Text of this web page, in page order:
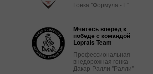
Гонка "Формула - Е"
Мчитесь вперёд к
победе с командой
Loprais Team
Профессиональная
внедорожная гонка
Дакар-Ралли "Ралли"